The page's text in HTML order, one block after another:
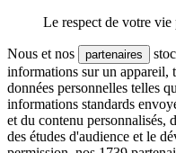
Le respect de votre
Nous et nos partenaires
informations sur un appareil,
données personnelles telles
informations standards
et du contenu personnalisés,
des études d'audience et le